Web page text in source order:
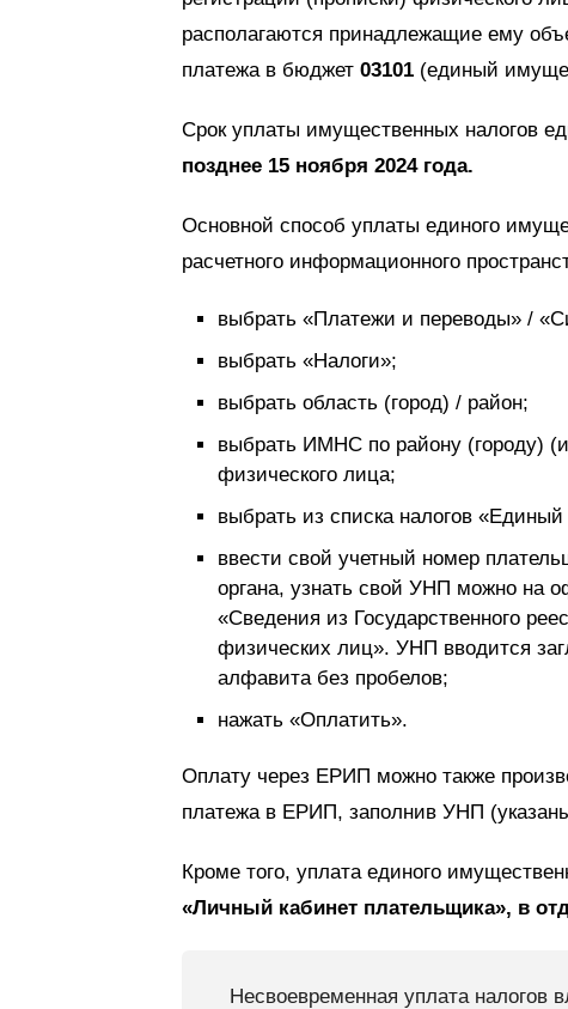
располагаются принадлежащие ему
платежа в бюджет 03101 (единый
Срок уплаты имущественных налогов
позднее 15 ноября 2024 года.
Основной способ уплаты единого
расчетного информационного
выбрать «Платежи и переводы» /
выбрать «Налоги»;
выбрать область (город) / район;
выбрать ИМНС по району (городу)
физического лица;
выбрать из списка налогов
ввести свой учетный номер
органа, узнать свой УНП можно на
«Сведения из Государственного
физических лиц». УНП вводится
алфавита без пробелов;
нажать «Оплатить».
Оплату через ЕРИП можно также
платежа в ЕРИП, заполнив УНП
Кроме того, уплата единого
«Личный кабинет плательщика», в
Несвоевременная уплата налогов